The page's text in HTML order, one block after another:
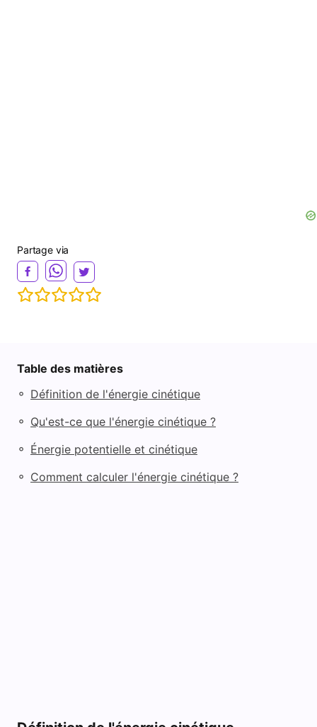
Partage via
Table des matières
◦ Définition de l'énergie cinétique
◦ Qu'est-ce que l'énergie cinétique ?
◦ Énergie potentielle et cinétique
◦ Comment calculer l'énergie cinétique ?